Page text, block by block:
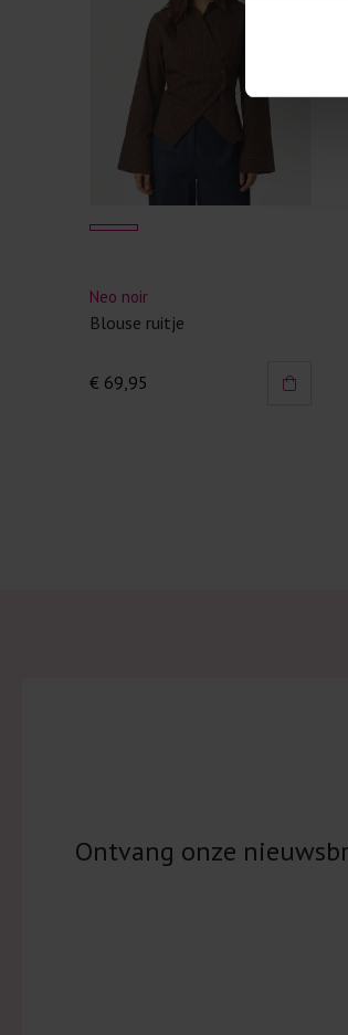
Neo noir
Blouse ruitje
€ 69,95
Ontvang onze